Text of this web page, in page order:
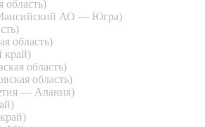
область)
АО — Югра)
область)
край)
область)
область)
— Алания)